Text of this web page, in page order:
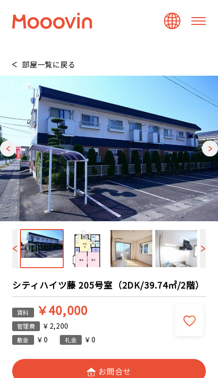
部屋一覧に戻る
1 / 20
シティハイツ藤 205号室（2DK/39.74㎡/2階）
賃料 ￥40,000
管理費 ￥2,200
敷金 ￥0 礼金 ￥0
お問合せ